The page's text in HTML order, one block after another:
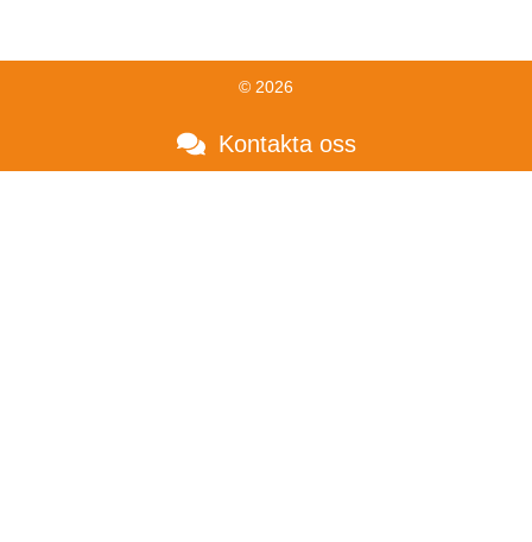
© 2026
Kontakta oss